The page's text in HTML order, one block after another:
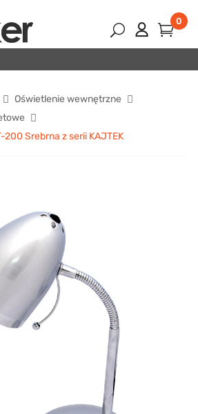
0
Oświetlenie wewnętrzne
200 Srebrna z serii KAJTEK